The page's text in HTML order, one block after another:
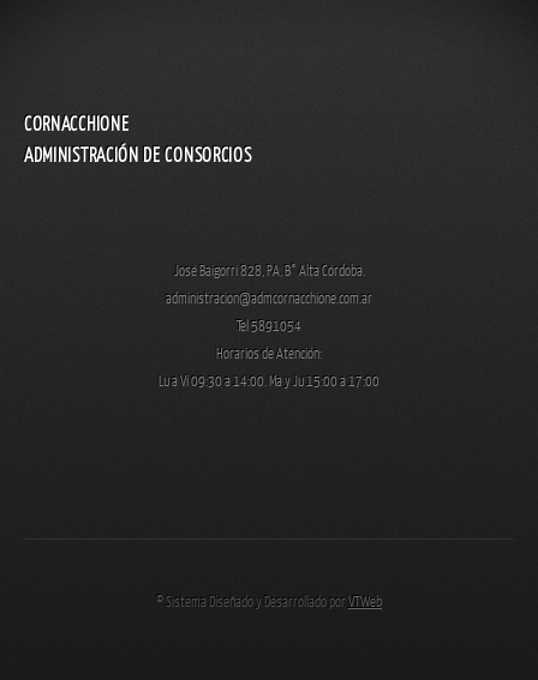
CORNACCHIONE
ADMINISTRACIÓN DE CONSORCIOS
José Baigorri 828, PA, B° Alta Córdoba.
administracion@admcornacchione.com.ar
Tel 5891054
Horarios de Atención:
Lu a Vi 09:30 a 14:00. Ma y Ju 15:00 a 17:00
© Sistema Diseñado y Desarrollado porVTWeb